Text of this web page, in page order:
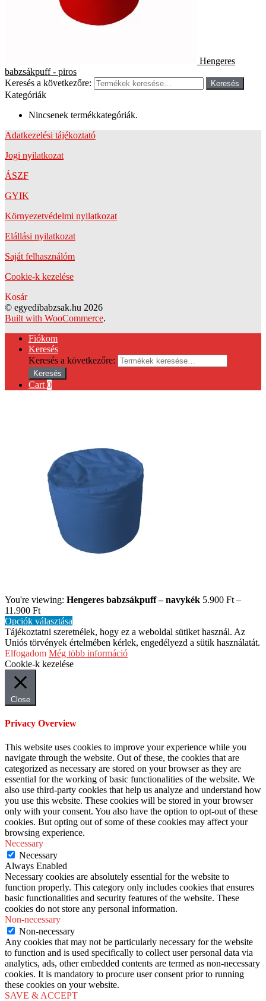
Hengeres
babzsákpuff - piros
Keresés a következőre:
Keresés
Kategóriák
Nincsenek termékkategóriák.
Adatkezelési tájékoztató
Jogi nyilatkozat
ÁSZF
GYIK
Környezetvédelmi nyilatkozat
Elállási nyilatkozat
Saját felhasználóm
Cookie-k kezelése
Kosár
© egyedibabzsak.hu 2026
Built with WooCommerce.
Fiókom
Keresés
Keresés a következőre:
Keresés
Cart 0
You're viewing: Hengeres babzsákpuff – navykék 5.900 Ft –
11.900 Ft
Opciók választása
Tájékoztatni szeretnélek, hogy ez a weboldal sütiket használ. Az
Uniós törvények értelmében kérlek, engedélyezd a sütik használatát.
Elfogadom Még több információ
Cookie-k kezelése
Close
Privacy Overview
This website uses cookies to improve your experience while you
navigate through the website. Out of these, the cookies that are
categorized as necessary are stored on your browser as they are
essential for the working of basic functionalities of the website. We
also use third-party cookies that help us analyze and understand how
you use this website. These cookies will be stored in your browser
only with your consent. You also have the option to opt-out of these
cookies. But opting out of some of these cookies may affect your
browsing experience.
Necessary
Necessary
Always Enabled
Necessary cookies are absolutely essential for the website to
function properly. This category only includes cookies that ensures
basic functionalities and security features of the website. These
cookies do not store any personal information.
Non-necessary
Non-necessary
Any cookies that may not be particularly necessary for the website
to function and is used specifically to collect user personal data via
analytics, ads, other embedded contents are termed as non-necessary
cookies. It is mandatory to procure user consent prior to running
these cookies on your website.
SAVE & ACCEPT